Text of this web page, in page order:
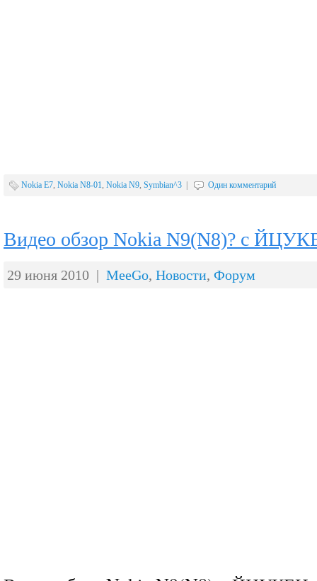
Nokia E7, Nokia N8-01, Nokia N9, Symbian^3 Один комментарий
Видео обзор Nokia N9(N8)? c
29 июня 2010 | MeeGo, Новости, Форум